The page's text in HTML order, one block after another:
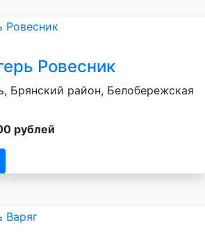
Ровесник
Брянский район, Белобережская
рублей